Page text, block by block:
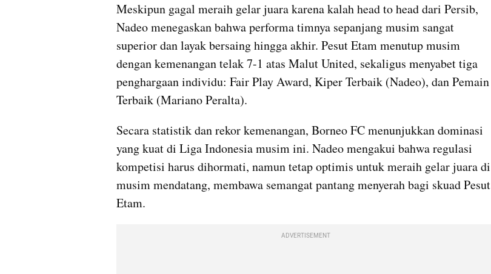
Meskipun gagal meraih gelar juara karena kalah head to head dari Persib,
Nadeo menegaskan bahwa performa timnya sepanjang musim sangat
superior dan layak bersaing hingga akhir. Pesut Etam menutup musim
dengan kemenangan telak 7-1 atas Malut United, sekaligus menyabet tiga
penghargaan individu: Fair Play Award, Kiper Terbaik (Nadeo), dan Pemain
Terbaik (Mariano Peralta).
Secara statistik dan rekor kemenangan, Borneo FC menunjukkan dominasi
yang kuat di Liga Indonesia musim ini. Nadeo mengakui bahwa regulasi
kompetisi harus dihormati, namun tetap optimis untuk meraih gelar juara di
musim mendatang, membawa semangat pantang menyerah bagi skuad Pesut
Etam.
ADVERTISEMENT